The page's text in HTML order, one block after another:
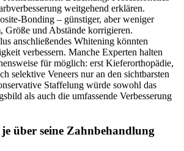
weitgehend erklären.
Bonding – günstiger, aber weniger
Größe und Abstände korrigieren.
anschließendes Whitening könnten
verbessern. Manche Experten halten
für möglich: erst Kieferorthopädie,
selektive Veneers nur an den sichtbarsten
Staffelung würde sowohl das
als auch die umfassende Verbesserung
über seine Zahnbehandlung